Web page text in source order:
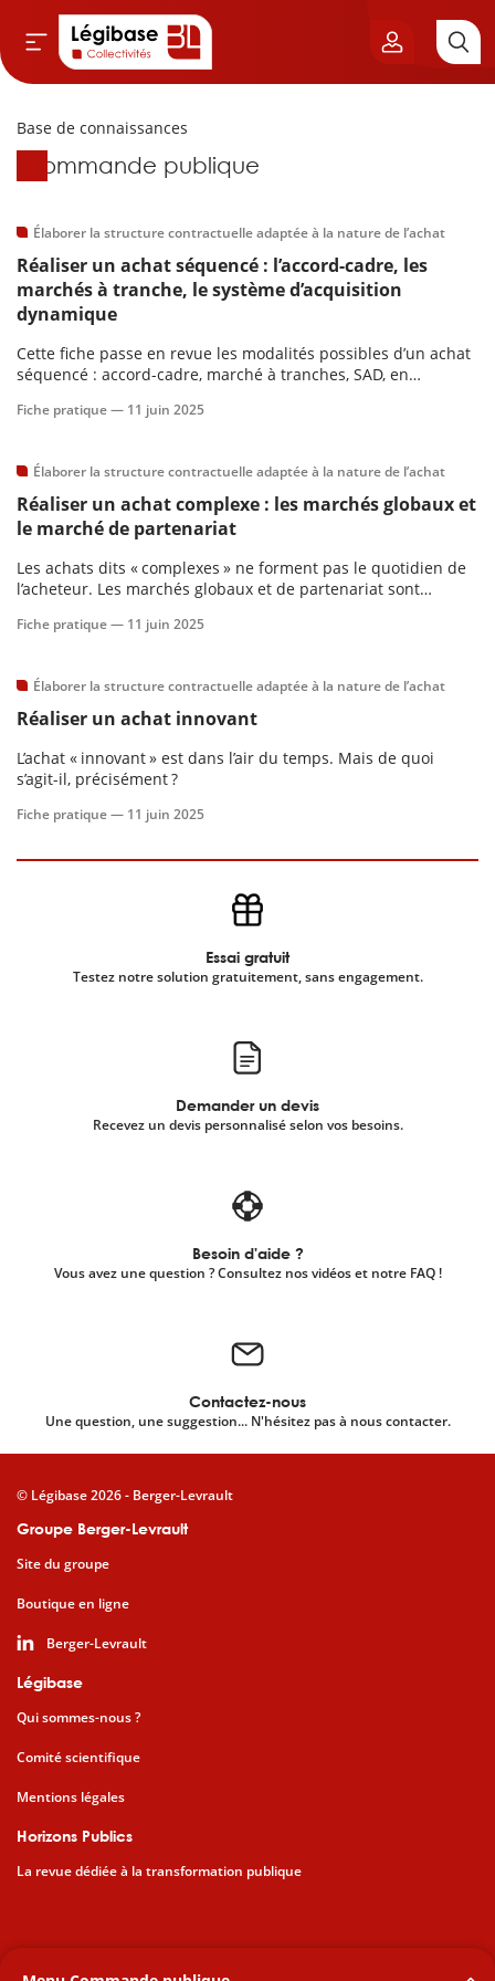
& Cimetières
& Élu local
& Finances locales
publique
Base de connaissances
Base de connaissances
Commande publique
Élaborer la structure contractuelle adaptée à la nature de l’achat
Réaliser un achat séquencé : l’accord-cadre, les
marchés à tranche, le système d’acquisition
dynamique
Cette fiche passe en revue les modalités possibles d’un achat
séquencé : accord-cadre, marché à tranches, SAD, en
Fiche pratique — 11 juin 2025
Élaborer la structure contractuelle adaptée à la nature de l’achat
Réaliser un achat complexe : les marchés globaux et
le marché de partenariat
Les achats dits « complexes » ne forment pas le quotidien de
l’acheteur. Les marchés globaux et de partenariat sont
conditions de faisabilité.
Fiche pratique — 11 juin 2025
Élaborer la structure contractuelle adaptée à la nature de l’achat
Réaliser un achat innovant
L’achat « innovant » est dans l’air du temps. Mais de quoi
s’agit-il, précisément ?
Fiche pratique — 11 juin 2025
Essai gratuit
Testez notre solution gratuitement, sans engagement.
Demander un devis
Recevez un devis personnalisé selon vos besoins.
Besoin d'aide ?
Vous avez une question ? Consultez nos vidéos et notre FAQ !
Contactez-nous
Une question, une suggestion... N'hésitez pas à nous contacter.
Groupe Berger-Levrault
Site du groupe
Boutique en ligne
Berger-Levrault
Légibase
Qui sommes-nous ?
Comité scientifique
Mentions légales
Horizons Publics
La revue dédiée à la transformation publique
© Légibase 2026 - Berger-Levrault